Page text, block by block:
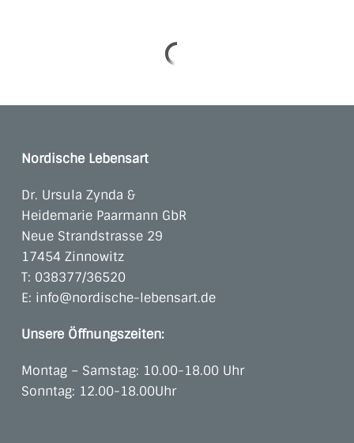
Nordische Lebensart
Dr. Ursula Zynda &
Heidemarie Paarmann GbR
Neue Strandstrasse 29
17454 Zinnowitz
T: 038377/36520
E: info@nordische-lebensart.de
Unsere Öffnungszeiten:
Montag – Samstag: 10.00-18.00 Uhr
Sonntag: 12.00-18.00Uhr